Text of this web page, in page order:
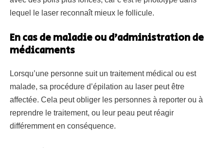
lequel le laser reconnaît mieux le follicule.
En cas de maladie ou d’administration de
médicaments
Lorsqu’une personne suit un traitement médical ou est
malade, sa procédure d’épilation au laser peut être
affectée. Cela peut obliger les personnes à reporter ou à
reprendre le traitement, ou leur peau peut réagir
différemment en conséquence.